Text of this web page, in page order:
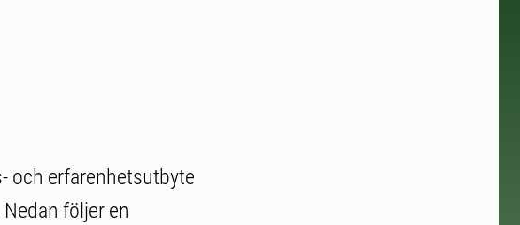
och erfarenhetsutbyte
följer en